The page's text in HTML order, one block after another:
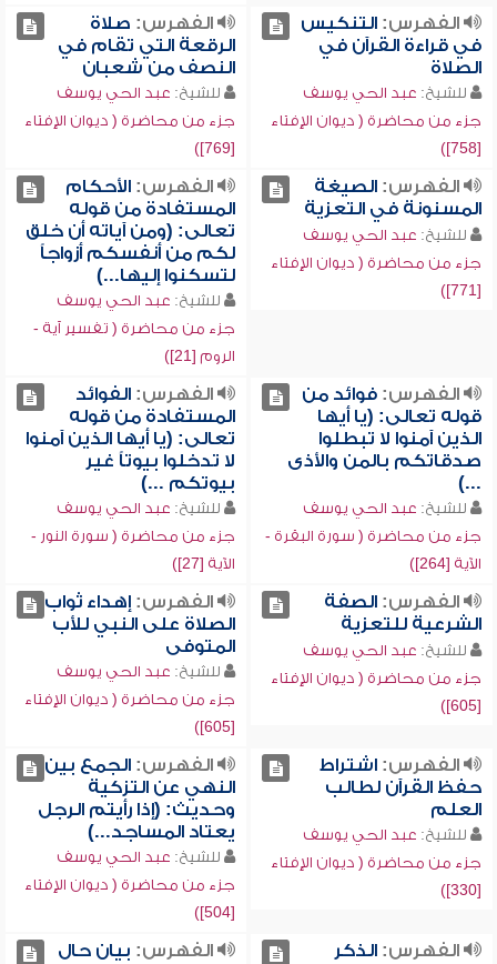
الفهرس:التنكيس
في قراءة القرآن في
الصلاة
للشيخ: عبد الحي يوسف
جزء من محاضرة ( ديوان الإفتاء
[758])
الفهرس: صلاة
الرقعة التي تقام في
النصف من شعبان
للشيخ: عبد الحي يوسف
جزء من محاضرة ( ديوان الإفتاء
[769])
الفهرس:الصيغة
المسنونة في التعزية
للشيخ: عبد الحي يوسف
جزء من محاضرة ( ديوان الإفتاء
[771])
الفهرس:الأحكام
المستفادة من قوله
تعالى: (ومن آياته أن خلق
لكم من أنفسكم أزواجاً
لتسكنوا إليها...)
للشيخ: عبد الحي يوسف
جزء من محاضرة ( تفسير آية -
الروم [21])
الفهرس:فوائد من
قوله تعالى: (يا أيها
الذين آمنوا لا تبطلوا
صدقاتكم بالمن والأذى
...)
للشيخ: عبد الحي يوسف
جزء من محاضرة ( سورة البقرة -
الآية [264])
الفهرس:الفوائد
المستفادة من قوله
تعالى: (يا أيها الذين آمنوا
لا تدخلوا بيوتاً غير
بيوتكم ...)
للشيخ: عبد الحي يوسف
جزء من محاضرة ( سورة النور -
الآية [27])
الفهرس:الصفة
الشرعية للتعزية
للشيخ: عبد الحي يوسف
جزء من محاضرة ( ديوان الإفتاء
[605])
الفهرس:إهداء ثواب
الصلاة على النبي للأب
المتوفى
للشيخ: عبد الحي يوسف
جزء من محاضرة ( ديوان الإفتاء
[605])
الفهرس:اشتراط
حفظ القرآن لطالب
العلم
للشيخ: عبد الحي يوسف
جزء من محاضرة ( ديوان الإفتاء
[330])
الفهرس:الجمع بين
النهي عن التزكية
وحديث: (إذا رأيتم الرجل
يعتاد المساجد...)
للشيخ: عبد الحي يوسف
جزء من محاضرة ( ديوان الإفتاء
[504])
الفهرس:الذكر
الفهرس: بيان حال